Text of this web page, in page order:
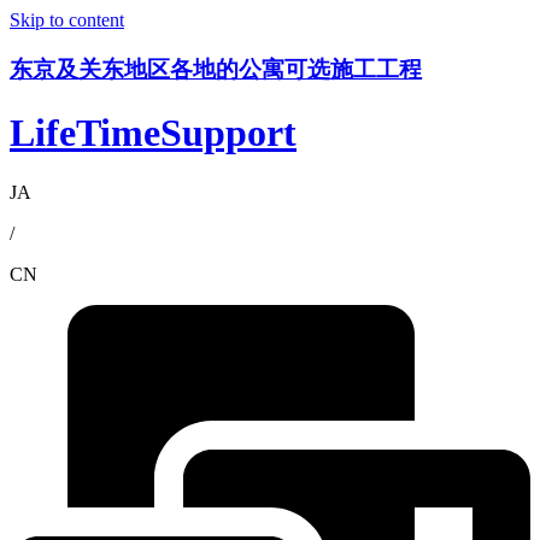
Skip to content
东京及关东地区各地的公寓可选施工工程
LifeTimeSupport
JA
/
CN